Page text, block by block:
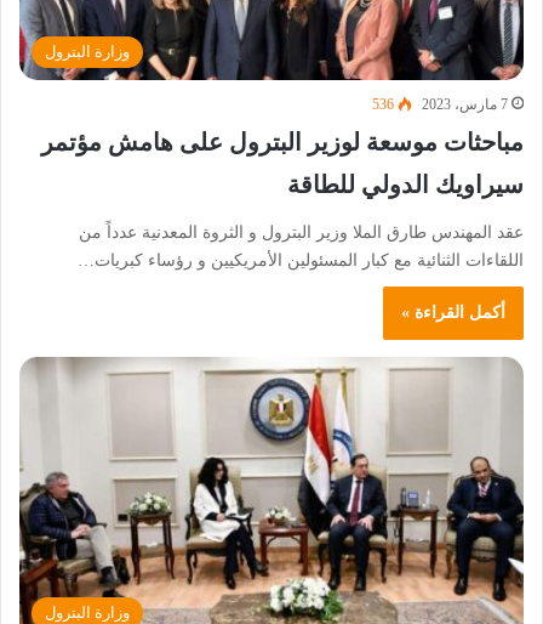
وزارة البترول
7 مارس، 2023 536
مباحثات موسعة لوزير البترول على هامش مؤتمر
سيراويك الدولي للطاقة
عقد المهندس طارق الملا وزير البترول و الثروة المعدنية عدداً من
اللقاءات الثنائية مع كبار المسئولين الأمريكيين و رؤساء كبريات…
أكمل القراءة »
وزارة البترول